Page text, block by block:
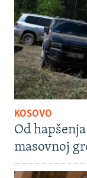
KOSOVO
Od
masovnoj